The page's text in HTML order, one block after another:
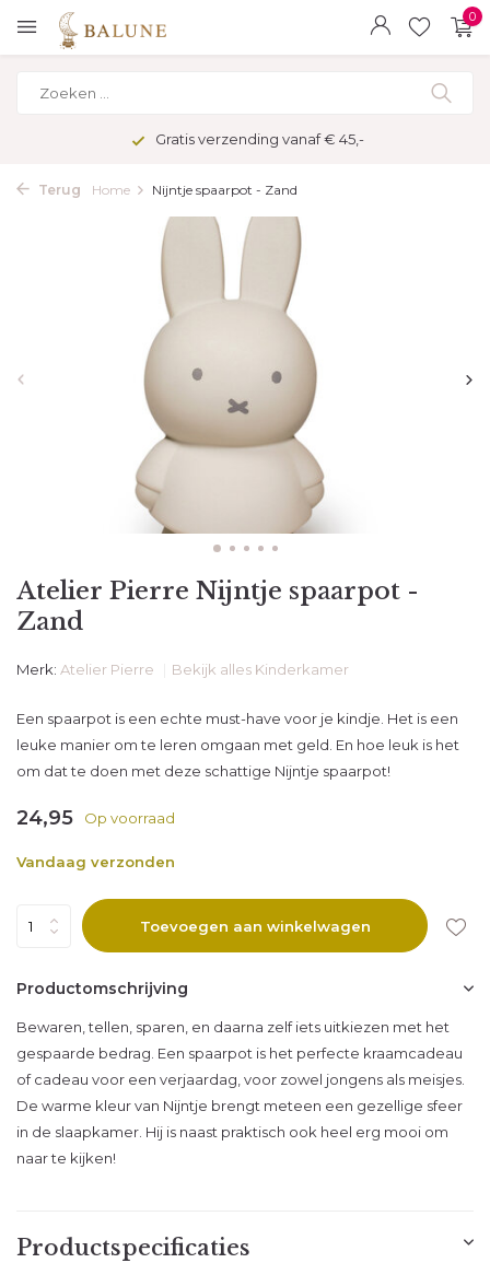
0
Gratis verzending vanaf € 45,-
Terug Home Nijntje spaarpot - Zand
Atelier Pierre Nijntje spaarpot -
Zand
Merk: Atelier Pierre Bekijk alles Kinderkamer
Een spaarpot is een echte must-have voor je kindje. Het is een
leuke manier om te leren omgaan met geld. En hoe leuk is het
om dat te doen met deze schattige Nijntje spaarpot!
24,95 Op voorraad
Vandaag verzonden
Toevoegen aan winkelwagen
Productomschrijving
Bewaren, tellen, sparen, en daarna zelf iets uitkiezen met het
gespaarde bedrag. Een spaarpot is het perfecte kraamcadeau
of cadeau voor een verjaardag, voor zowel jongens als meisjes.
De warme kleur van Nijntje brengt meteen een gezellige sfeer
in de slaapkamer. Hij is naast praktisch ook heel erg mooi om
naar te kijken!
Productspecificaties